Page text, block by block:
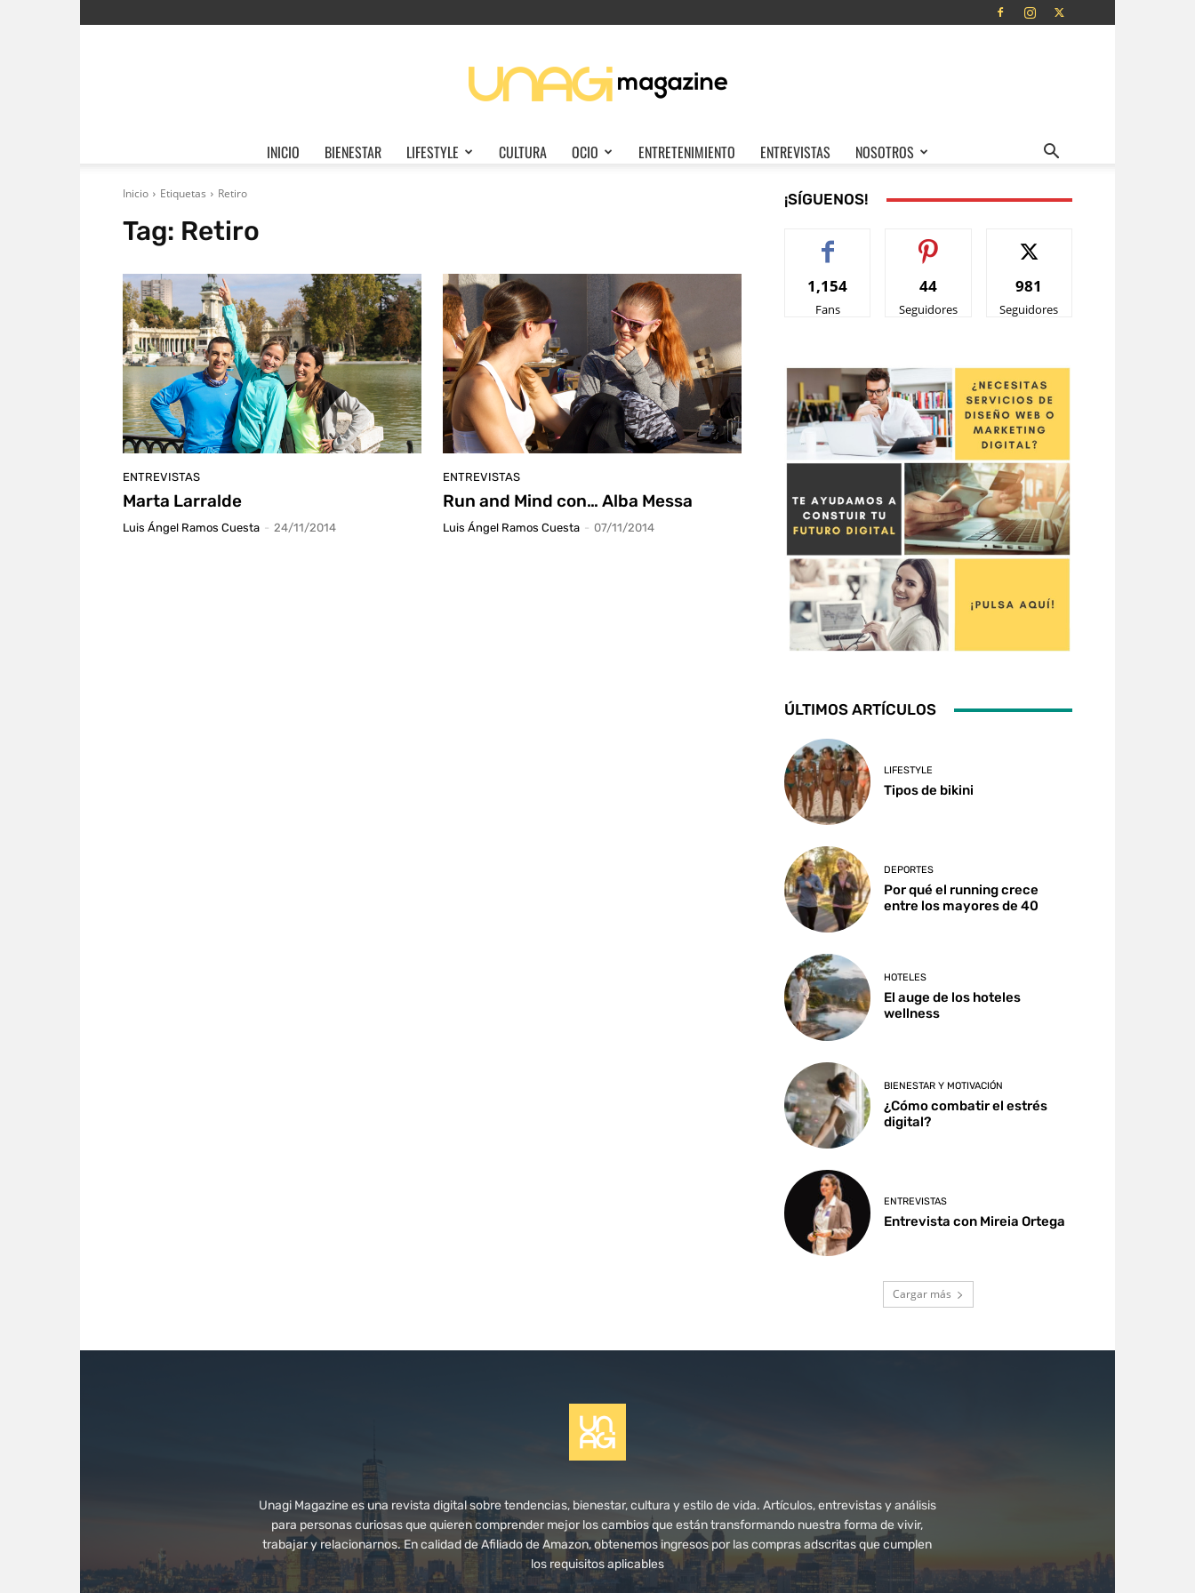
Magazine
INICIO BIENESTAR LIFESTYLE CULTURA OCIO ENTRETENIMIENTO ENTREVISTAS NOSOTROS
Inicio Etiquetas Retiro
Tag: Retiro
ENTREVISTAS
Marta Larralde
Luis Ángel Ramos Cuesta - 24/11/2014
ENTREVISTAS
Run and Mind con… Alba Messa
Luis Ángel Ramos Cuesta - 07/11/2014
¡SÍGUENOS!
1,154
Fans
44
Seguidores
981
Seguidores
ÚLTIMOS ARTÍCULOS
LIFESTYLE
Tipos de bikini
DEPORTES
Por qué el running crece
entre los mayores de 40
HOTELES
El auge de los hoteles
wellness
BIENESTAR Y MOTIVACIÓN
¿Cómo combatir el estrés
digital?
ENTREVISTAS
Entrevista con Mireia Ortega
Cargar más
Unagi Magazine es una revista digital sobre tendencias, bienestar, cultura y estilo de vida. Artículos, entrevistas y análisis
para personas curiosas que quieren comprender mejor los cambios que están transformando nuestra forma de vivir,
trabajar y relacionarnos. En calidad de Afiliado de Amazon, obtenemos ingresos por las compras adscritas que cumplen
los requisitos aplicables